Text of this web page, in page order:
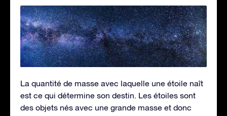
La quantité de masse avec laquelle une étoile naît
est ce qui détermine son destin. Les étoiles sont
des objets nés avec une grande masse et donc